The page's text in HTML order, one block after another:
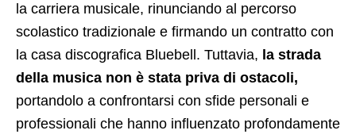
la carriera musicale, rinunciando al percorso
scolastico tradizionale e firmando un contratto con
la casa discografica Bluebell. Tuttavia, la strada
della musica non è stata priva di ostacoli,
portandolo a confrontarsi con sfide personali e
professionali che hanno influenzato profondamente